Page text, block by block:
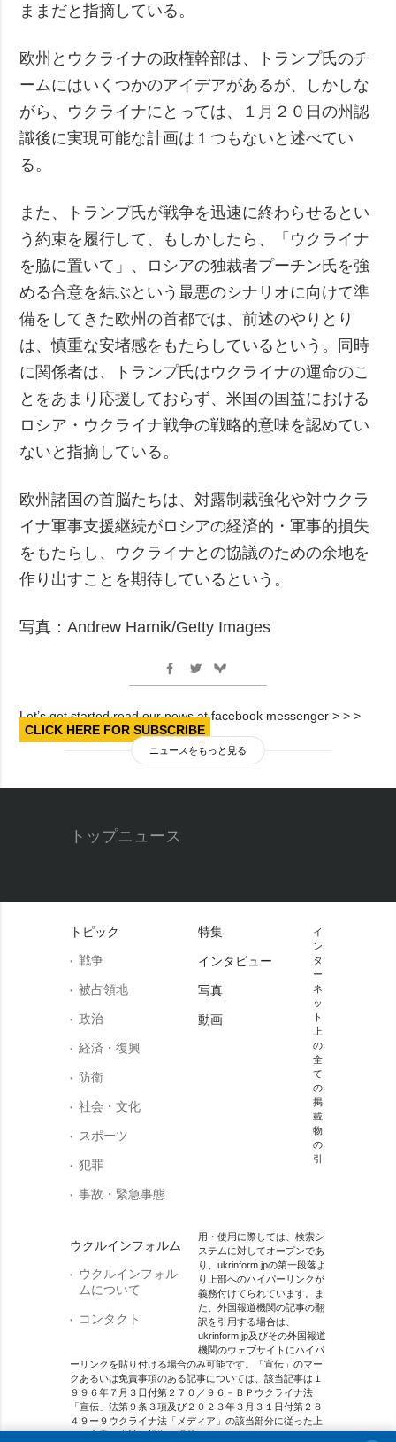
ままだと指摘している。
欧州とウクライナの政権幹部は、トランプ氏のチ
ームにはいくつかのアイデアがあるが、しかしな
がら、ウクライナにとっては、１月２０日の州認
識後に実現可能な計画は１つもないと述べてい
る。
また、トランプ氏が戦争を迅速に終わらせるとい
う約束を履行して、もしかしたら、「ウクライナ
を脇に置いて」、ロシアの独裁者プーチン氏を強
める合意を結ぶという最悪のシナリオに向けて準
備をしてきた欧州の首都では、前述のやりとり
は、慎重な安堵感をもたらしているという。同時
に関係者は、トランプ氏はウクライナの運命のこ
とをあまり応援しておらず、米国の国益における
ロシア・ウクライナ戦争の戦略的意味を認めてい
ないと指摘している。
欧州諸国の首脳たちは、対露制裁強化や対ウクラ
イナ軍事支援継続がロシアの経済的・軍事的損失
をもたらし、ウクライナとの協議のための余地を
作り出すことを期待しているという。
写真：Andrew Harnik/Getty Images
Let’s get started read our news at facebook messenger > > >
CLICK HERE FOR SUBSCRIBE
ニュースをもっと見る
トップニュース
トピック
戦争
被占領地
政治
経済・復興
防衛
社会・文化
スポーツ
犯罪
事故・緊急事態
ウクルインフォルム
ウクルインフォル
ムについて
コンタクト
特集
インタビュー
写真
動画
イ
ン
タ
ー
ネ
ッ
ト
上
の
全
て
の
掲
載
物
の
引
用・使用に際しては、検索シ
ステムに対してオープンであ
り、ukrinform.jpの第一段落よ
り上部へのハイパーリンクが
義務付けてられています。ま
た、外国報道機関の記事の翻
訳を引用する場合は、
ukrinform.jp及びその外国報道
機関のウェブサイトにハイパ
ーリンクを貼り付ける場合のみ可能です。「宣伝」のマー
クあるいは免責事項のある記事については、該当記事は１
９９６年７月３日付第２７０／９６－ＢＰウクライナ法
「宣伝」法第９条３項及び２０２３年３月３１日付第２８
４９ー９ウクライナ法「メディア」の該当部分に従った上
で、合意／会計を根拠に掲載されています。